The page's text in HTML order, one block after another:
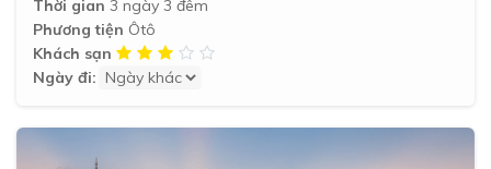
Thời gian 3 ngày 3 đêm
Phương tiện Ôtô
Khách sạn
Ngày đi: